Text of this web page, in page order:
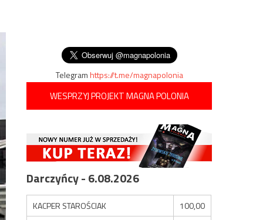
Telegramhttps://t.me/magnapolonia
WESPRZYJ PROJEKT MAGNA POLONIA
Darczyńcy - 6.08.2026
KACPER STAROŚCIAK
100,00